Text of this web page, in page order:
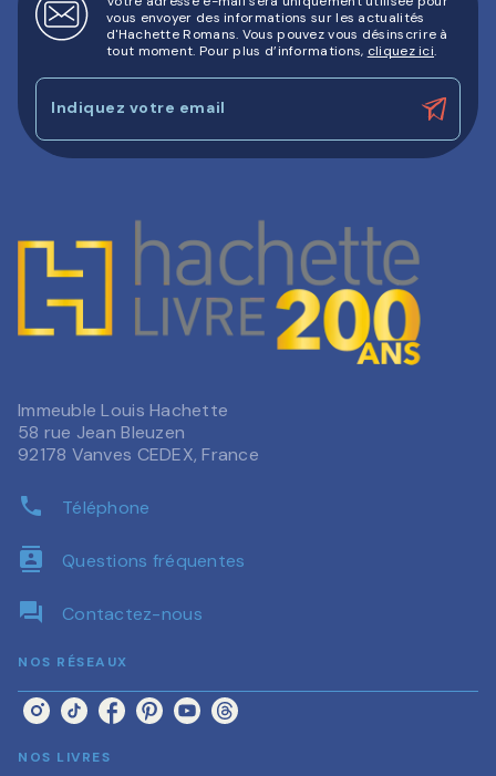
vous envoyer des informations sur les actualités
d'Hachette Romans. Vous pouvez vous désinscrire à
tout moment. Pour plus d’informations, cliquez ici.
Indiquez votre email
Immeuble Louis Hachette
58 rue Jean Bleuzen
92178 Vanves CEDEX, France
phone Téléphone
contacts Questions fréquentes
question_answer Contactez-nous
NOS RÉSEAUX
NOS LIVRES